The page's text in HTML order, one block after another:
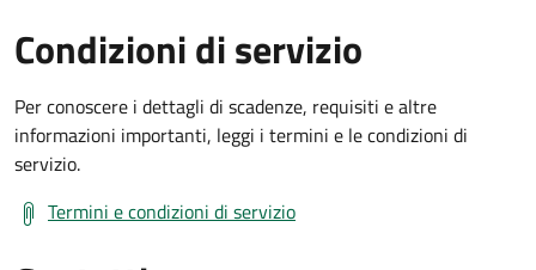
Condizioni di servizio
Per conoscere i dettagli di scadenze, requisiti e altre
informazioni importanti, leggi i termini e le condizioni di
servizio.
Termini e condizioni di servizio